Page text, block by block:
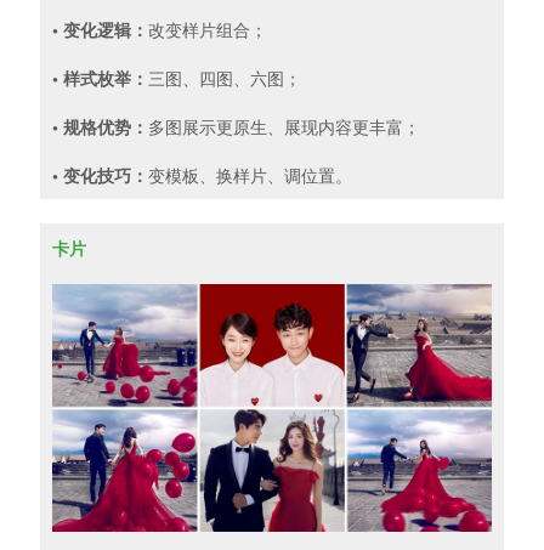
• 变化逻辑： 改变样片组合；
• 样式枚举： 三图、四图、六图；
• 规格优势： 多图展示更原生、展现内容更丰富；
• 变化技巧： 变模板、换样片、调位置。
卡片